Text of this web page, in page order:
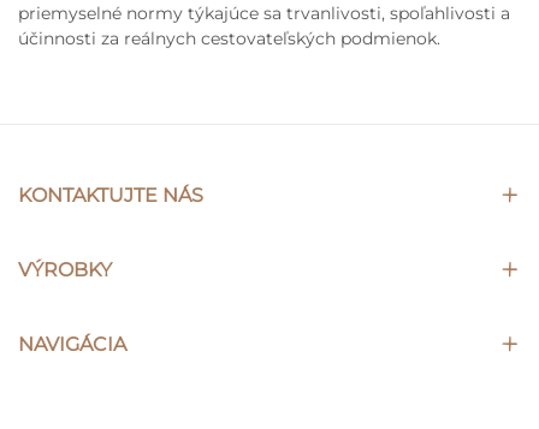
priemyselné normy týkajúce sa trvanlivosti, spoľahlivosti a
účinnosti za reálnych cestovateľských podmienok.
KONTAKTUJTE NÁS
VÝROBKY
NAVIGÁCIA